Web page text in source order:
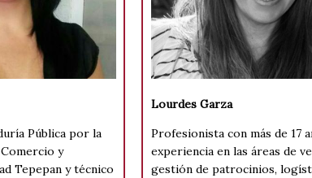
Pública por la
y
Tepepan y técnico
Lourdes Garza
Profesionista con más de 17
experiencia en las áreas de
gestión de patrocinios,